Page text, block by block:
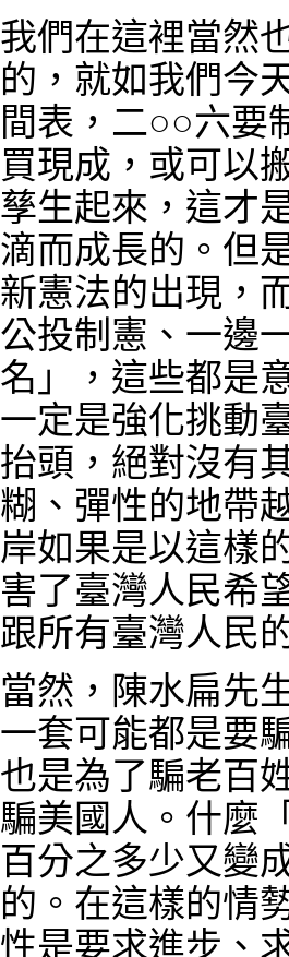
我們在這裡當然
的，就如我們今
間表，二○○六要
買現成，或可以
孳生起來，這才
滴而成長的。但
新憲法的出現，
公投制憲、一邊
名」，這些都是
一定是強化挑動
抬頭，絕對沒有
糊、彈性的地帶
岸如果是以這樣
害了臺灣人民希
跟所有臺灣人民
當然，陳水扁先
一套可能都是要
也是為了騙老百
騙美國人。什麼
百分之多少又變
的。在這樣的情
性是要求進步、